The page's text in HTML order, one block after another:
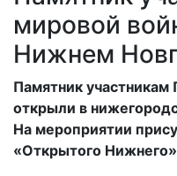
мировой
Нижнем
Памятник
открыли в
На мероприятии
«Открытого